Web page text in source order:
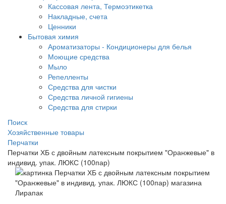
Кассовая лента, Термоэтикетка
Накладные, счета
Ценники
Бытовая химия
Ароматизаторы - Кондиционеры для белья
Моющие средства
Мыло
Репелленты
Средства для чистки
Средства личной гигиены
Средства для стирки
Поиск
Хозяйственные товары
Перчатки
Перчатки ХБ с двойным латексным покрытием "Оранжевые" в
индивид. упак. ЛЮКС (100пар)